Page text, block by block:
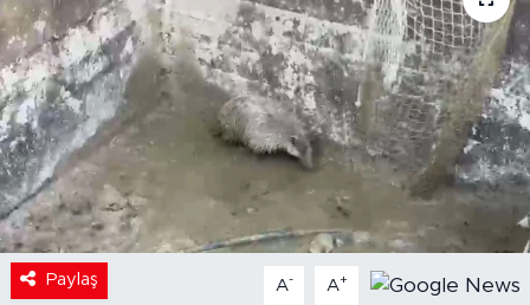
Paylaş A- A+